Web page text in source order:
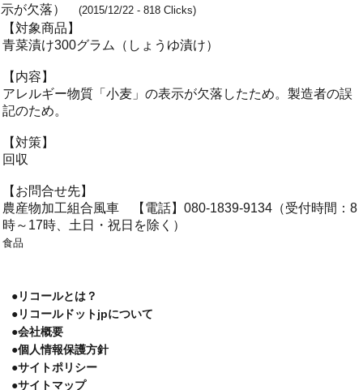
示が欠落）
(2015/12/22 - 818 Clicks)
【対象商品】
青菜漬け300グラム（しょうゆ漬け）
【内容】
アレルギー物質「小麦」の表示が欠落したため。製造者の誤
記のため。
【対策】
回収
【お問合せ先】
農産物加工組合風車 【電話】080-1839-9134（受付時間：8
時～17時、土日・祝日を除く）
食品
●リコールとは？
●リコールドットjpについて
●会社概要
●個人情報保護方針
●サイトポリシー
●サイトマップ